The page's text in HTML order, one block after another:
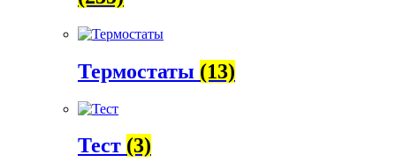
Термостаты (13)
Тест (3)